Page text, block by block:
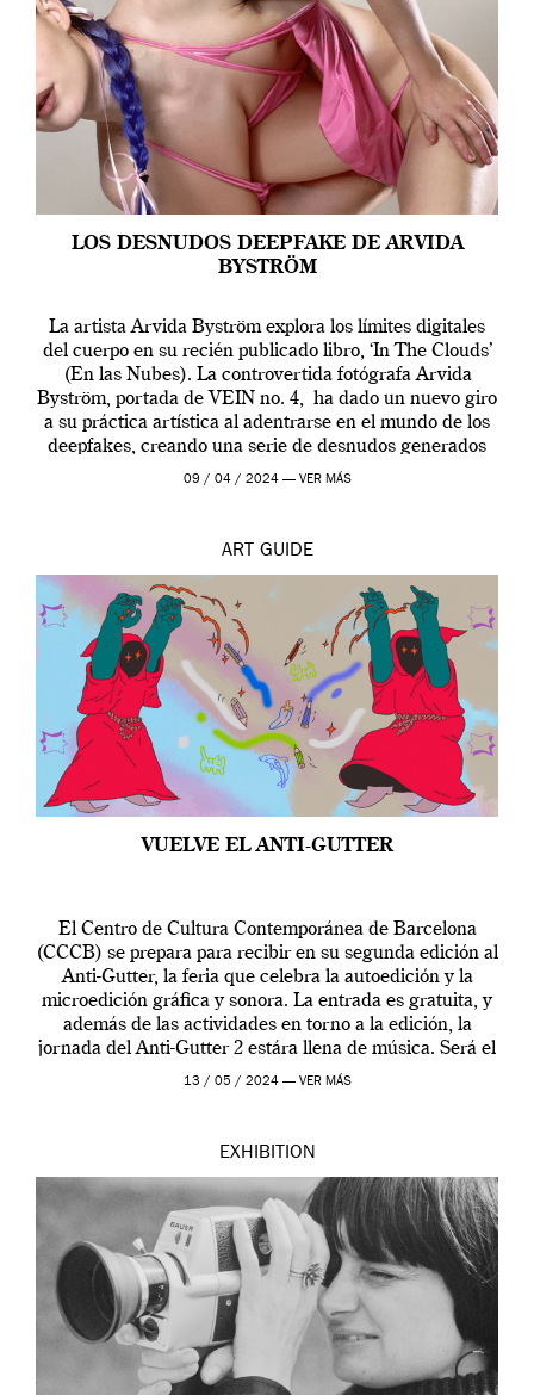
LOS DESNUDOS DEEPFAKE DE ARVIDA
BYSTRÖM
La artista Arvida Byström explora los límites digitales
del cuerpo en su recién publicado libro, ‘In The Clouds’
(En las Nubes). La controvertida fotógrafa Arvida
Byström, portada de VEIN no. 4, ha dado un nuevo giro
a su práctica artística al adentrarse en el mundo de los
deepfakes, creando una serie de desnudos generados
por […]
09 / 04 / 2024 — VER MÁS
ART GUIDE
VUELVE EL ANTI-GUTTER
El Centro de Cultura Contemporánea de Barcelona
(CCCB) se prepara para recibir en su segunda edición al
Anti-Gutter, la feria que celebra la autoedición y la
microedición gráfica y sonora. La entrada es gratuita, y
además de las actividades en torno a la edición, la
jornada del Anti-Gutter 2 estára llena de música. Será el
[…]
13 / 05 / 2024 — VER MÁS
EXHIBITION